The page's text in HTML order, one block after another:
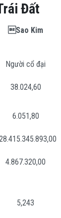
Đất
Sao Kim
Người cổ đại
38.024,60
6.051,80
4.867.320,00
5,243